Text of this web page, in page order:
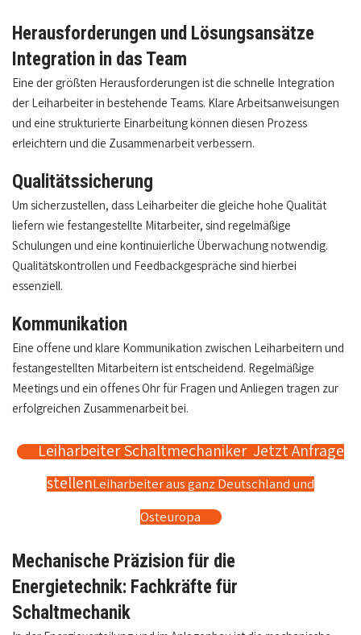
Herausforderungen und Lösungsansätze
Integration in das Team
Eine der größten Herausforderungen ist die schnelle Integration
der Leiharbeiter in bestehende Teams. Klare Arbeitsanweisungen
und eine strukturierte Einarbeitung können diesen Prozess
erleichtern und die Zusammenarbeit verbessern.
Qualitätssicherung
Um sicherzustellen, dass Leiharbeiter die gleiche hohe Qualität
liefern wie festangestellte Mitarbeiter, sind regelmäßige
Schulungen und eine kontinuierliche Überwachung notwendig.
Qualitätskontrollen und Feedbackgespräche sind hierbei
essenziell.
Kommunikation
Eine offene und klare Kommunikation zwischen Leiharbeitern und
festangestellten Mitarbeitern ist entscheidend. Regelmäßige
Meetings und ein offenes Ohr für Fragen und Anliegen tragen zur
erfolgreichen Zusammenarbeit bei.
Leiharbeiter Schaltmechaniker Jetzt Anfrage
stellenLeiharbeiter aus ganz Deutschland und
Osteuropa
Mechanische Präzision für die
Energietechnik: Fachkräfte für
Schaltmechanik